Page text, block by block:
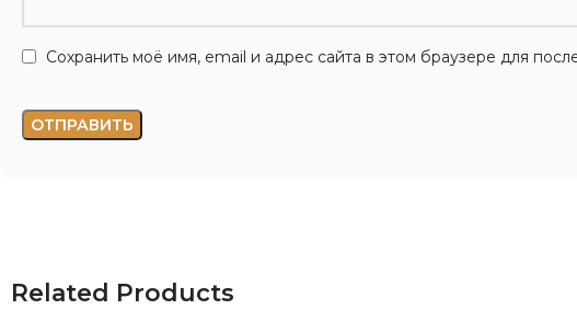
Сохранить моё имя, email и адрес сайта в этом браузере для
Related Products